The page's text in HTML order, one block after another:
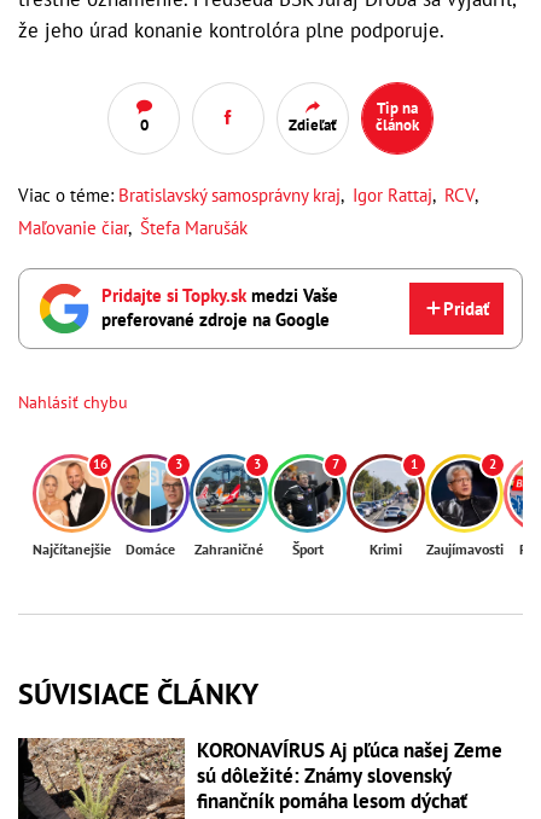
že jeho úrad konanie kontrolóra plne podporuje.
0 Zdieľať
Tip na
článok
Viac o téme: Bratislavský samosprávny kraj, Igor Rattaj, RCV,
Maľovanie čiar, Štefa Marušák
Pridajte si Topky.skmedzi Vaše
preferované zdroje na Google
Pridať
Nahlásiť chybu
16
Najčítanejšie
3
Domáce
3
Zahraničné
7
Šport
1
Krimi
2
Zaujímavosti
SÚVISIACE ČLÁNKY
KORONAVÍRUS Aj pľúca našej Zeme
sú dôležité: Známy slovenský
finančník pomáha lesom dýchať